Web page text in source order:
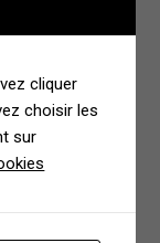
cliquer
choisir les
sur